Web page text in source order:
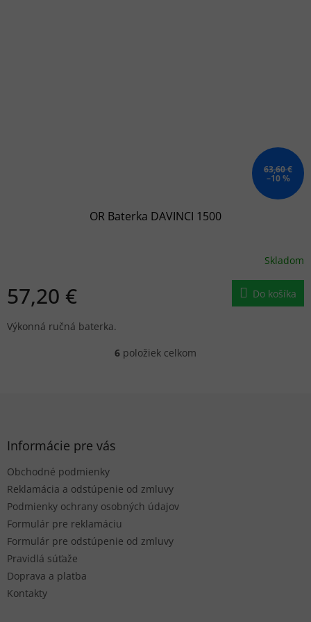
63,60 €
–10 %
OR Baterka DAVINCI 1500
Skladom
57,20 € Do košíka
Výkonná ručná baterka.
O
r
v
v
6 položiek celkom
Informácie pre vás
Obchodné podmienky
Reklamácia a odstúpenie od zmluvy
Podmienky ochrany osobných údajov
Formulár pre reklamáciu
Formulár pre odstúpenie od zmluvy
Pravidlá súťaže
Doprava a platba
Kontakty